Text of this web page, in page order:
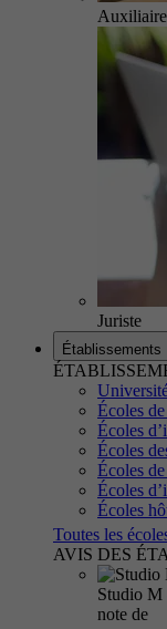
Juriste
Établissements
Écoles
Écoles
Écoles
Écoles
Écoles
Écoles
Toutes les
AVIS DES
Studio
note de